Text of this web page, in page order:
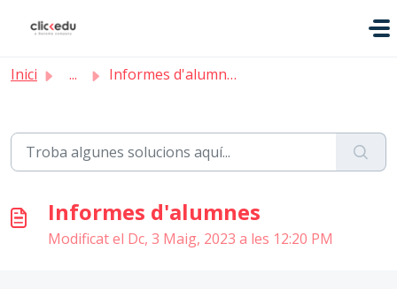
Inici ... Informes d'alumnes
Informes d'alumnes
Modificat el Dc, 3 Maig, 2023 a les 12:20 PM